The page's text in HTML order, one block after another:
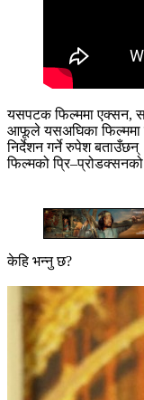
यसपटक फिल्ममा एक्सन,
आफूले यसअघिका फिल्ममा
निर्देशन गर्ने रुपेश
फिल्मको
केहि भन्नु छ?